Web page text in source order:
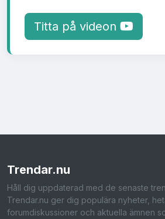
Titta på videon
Trendar.nu
Håll dig uppdaterad med de senaste
Trendar.nu ger dig populära nyheter,
forumdiskussioner och aktuella ämnen